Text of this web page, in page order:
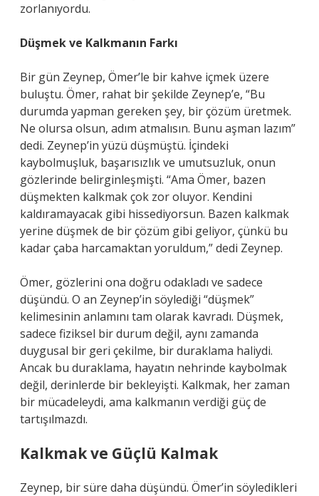
zorlanıyordu.
Düşmek ve Kalkmanın Farkı
Bir gün Zeynep, Ömer’le bir kahve içmek üzere
buluştu. Ömer, rahat bir şekilde Zeynep’e, “Bu
durumda yapman gereken şey, bir çözüm üretmek.
Ne olursa olsun, adım atmalısın. Bunu aşman lazım”
dedi. Zeynep’in yüzü düşmüştü. İçindeki
kaybolmuşluk, başarısızlık ve umutsuzluk, onun
gözlerinde belirginleşmişti. “Ama Ömer, bazen
düşmekten kalkmak çok zor oluyor. Kendini
kaldıramayacak gibi hissediyorsun. Bazen kalkmak
yerine düşmek de bir çözüm gibi geliyor, çünkü bu
kadar çaba harcamaktan yoruldum,” dedi Zeynep.
Ömer, gözlerini ona doğru odakladı ve sadece
düşündü. O an Zeynep’in söylediği “düşmek”
kelimesinin anlamını tam olarak kavradı. Düşmek,
sadece fiziksel bir durum değil, aynı zamanda
duygusal bir geri çekilme, bir duraklama haliydi.
Ancak bu duraklama, hayatın nehrinde kaybolmak
değil, derinlerde bir bekleyişti. Kalkmak, her zaman
bir mücadeleydi, ama kalkmanın verdiği güç de
tartışılmazdı.
Kalkmak ve Güçlü Kalmak
Zeynep, bir süre daha düşündü. Ömer’in söyledikleri